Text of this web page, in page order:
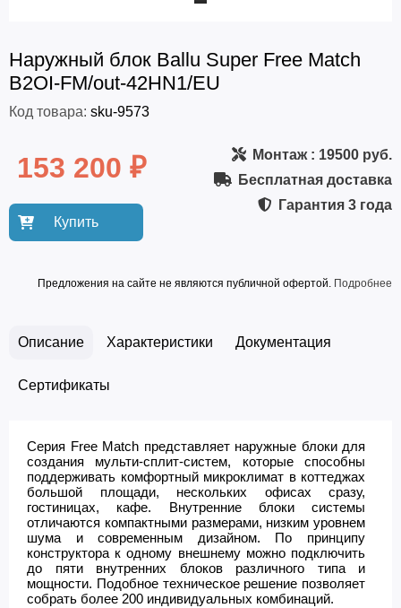
Наружный блок Ballu Super Free Match
B2OI-FM/out-42HN1/EU
Код товара: sku-9573
153 200 ₽
Купить
Монтаж: 19500 руб.
Бесплатная доставка
Гарантия 3 года
Предложения на сайте не являются публичной офертой. Подробнее
Описание Характеристики Документация
Сертификаты
Серия Free Match представляет наружные блоки для
создания мульти-сплит-систем, которые способны
поддерживать комфортный микроклимат в коттеджах
большой площади, нескольких офисах сразу,
гостиницах, кафе. Внутренние блоки системы
отличаются компактными размерами, низким уровнем
шума и современным дизайном. По принципу
конструктора к одному внешнему можно подключить
до пяти внутренних блоков различного типа и
мощности. Подобное техническое решение позволяет
собрать более 200 индивидуальных комбинаций.